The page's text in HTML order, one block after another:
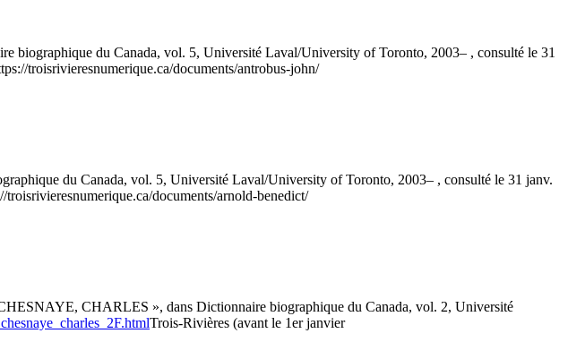
biographique du Canada, vol. 5, Université Laval/University of Toronto, 2003– , consulté le 31
troisrivieresnumerique.ca/documents/antrobus-john/
du Canada, vol. 5, Université Laval/University of Toronto, 2003– , consulté le 31 janv.
troisrivieresnumerique.ca/documents/arnold-benedict/
CHARLES », dans Dictionnaire biographique du Canada, vol. 2, Université
Trois-Rivières (avant le 1er janvier